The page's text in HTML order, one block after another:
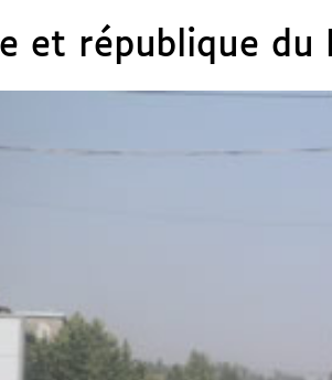
et république du